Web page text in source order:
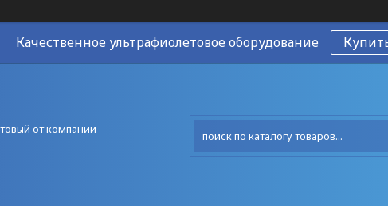
Качественное ультрафиолетовое оборудование
от компании